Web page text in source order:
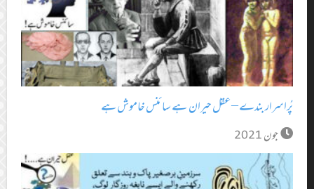
پُراسرار بندے – عقل حیران ہے سائنس خاموش ہے
جون 2021